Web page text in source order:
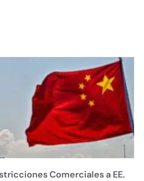
Comerciales a EE.